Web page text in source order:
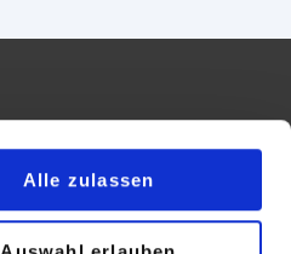
Alle zulassen